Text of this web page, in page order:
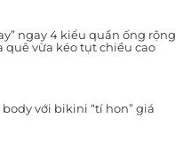
ngay 4 kiểu quần ống rộng
quê vừa kéo tụt chiều cao
body với bikini “tí hon” giá